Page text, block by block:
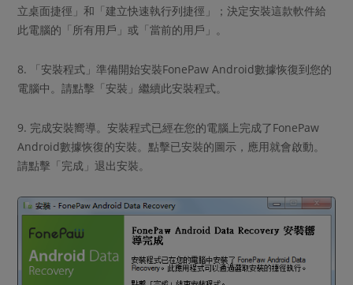
立桌面捷徑」和「建立快速執行列捷徑」；決定安裝這款軟件給
此電腦的「所有用戶」或「當前的用戶」。
8. 「安裝程式」準備開始安裝FonePaw Android數據恢復到您的
電腦中。請點擊「安裝」繼續此安裝程式。
9. 完成安裝嚮導。安裝程式已經在您的電腦上完成了FonePaw
Android數據恢復的安裝。點擊已安裝的圖示，應用就會啟動。
請點擊「完成」退出安裝。